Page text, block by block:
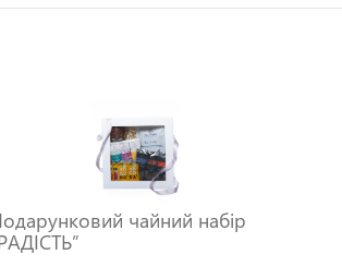
чайний набір